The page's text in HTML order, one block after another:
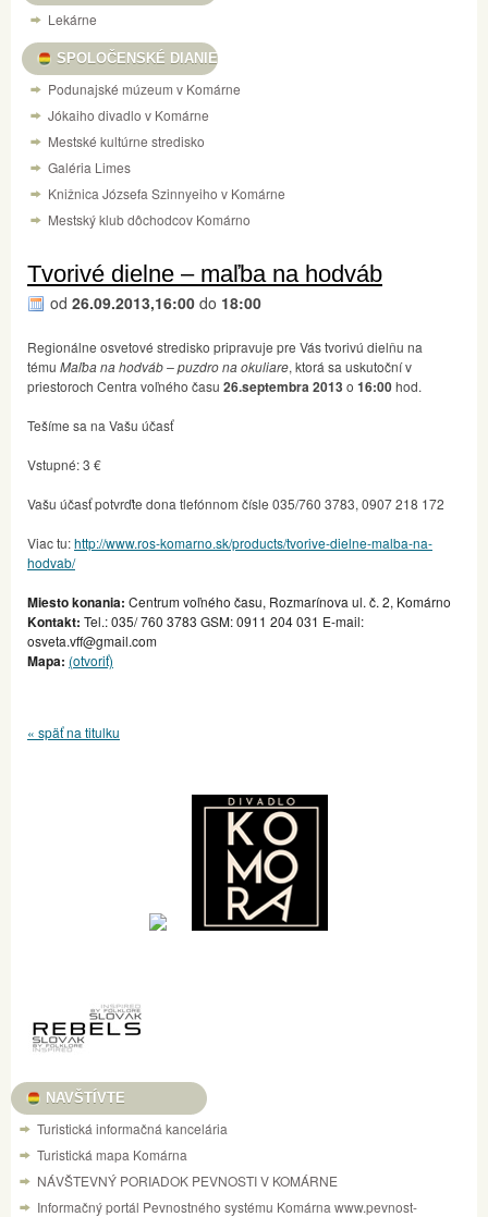
Lekárne
SPOLOČENSKÉ DIANIE
Podunajské múzeum v Komárne
Jókaiho divadlo v Komárne
Mestské kultúrne stredisko
Galéria Limes
Knižnica Józsefa Szinnyeiho v Komárne
Mestský klub dôchodcov Komárno
Tvorivé dielne – maľba na hodváb
od 26.09.2013,16:00 do 18:00
Regionálne osvetové stredisko pripravuje pre Vás tvorivú dielňu na
tému Maľba na hodváb – puzdro na okuliare, ktorá sa uskutoční v
priestoroch Centra voľného času 26.septembra 2013o 16:00hod.
Tešíme sa na Vašu účasť
Vstupné: 3 €
Vašu účasť potvrďte dona tlefónnom čísle 035/760 3783, 0907 218 172
Viac tu:http://www.ros-komarno.sk/products/tvorive-dielne-malba-na-
hodvab/
Miesto konania: Centrum voľného času, Rozmarínova ul. č. 2, Komárno
Kontakt: Tel.: 035/ 760 3783 GSM: 0911 204 031 E-mail:
osveta.vff@gmail.com
Mapa: (otvoriť)
« späť na titulku
NAVŠTÍVTE
Turistická informačná kancelária
Turistická mapa Komárna
NÁVŠTEVNÝ PORIADOK PEVNOSTI V KOMÁRNE
Informačný portál Pevnostného systému Komárna www.pevnost-